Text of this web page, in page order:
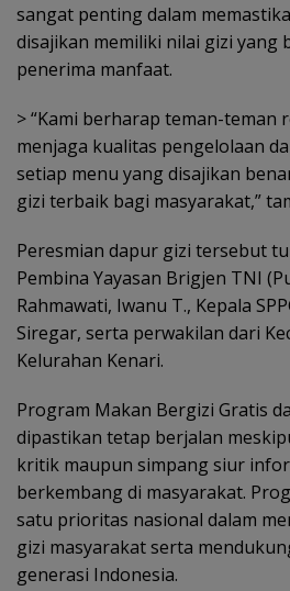
sangat penting dalam
disajikan memiliki nilai gizi yang
penerima manfaat.
> “Kami berharap teman-teman
menjaga kualitas pengelolaan
setiap menu yang disajikan
gizi terbaik bagi masyarakat,”
Peresmian dapur gizi tersebut
Pembina Yayasan Brigjen TNI
Rahmawati, Iwanu T., Kepala
Siregar, serta perwakilan dari
Kelurahan Kenari.
Program Makan Bergizi Gratis
dipastikan tetap berjalan
kritik maupun simpang siur
berkembang di masyarakat.
satu prioritas nasional dalam
gizi masyarakat serta
generasi Indonesia.